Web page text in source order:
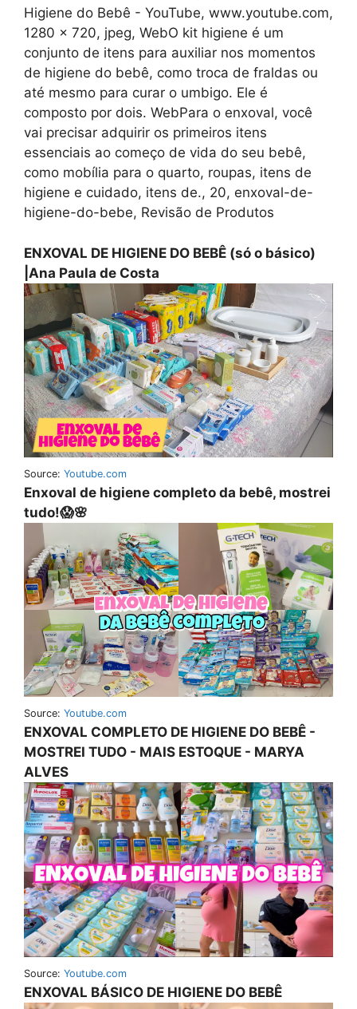
Higiene do Bebê - YouTube, www.youtube.com,
1280 x 720, jpeg, WebO kit higiene é um
conjunto de itens para auxiliar nos momentos
de higiene do bebê, como troca de fraldas ou
até mesmo para curar o umbigo. Ele é
composto por dois. WebPara o enxoval, você
vai precisar adquirir os primeiros itens
essenciais ao começo de vida do seu bebê,
como mobília para o quarto, roupas, itens de
higiene e cuidado, itens de., 20, enxoval-de-
higiene-do-bebe, Revisão de Produtos
ENXOVAL DE HIGIENE DO BEBÊ (só o básico)
|Ana Paula de Costa
Source: Youtube.com
Enxoval de higiene completo da bebê, mostrei
tudo!😱🌸
Source: Youtube.com
ENXOVAL COMPLETO DE HIGIENE DO BEBÊ -
MOSTREI TUDO - MAIS ESTOQUE - MARYA
ALVES
Source: Youtube.com
ENXOVAL BÁSICO DE HIGIENE DO BEBÊ